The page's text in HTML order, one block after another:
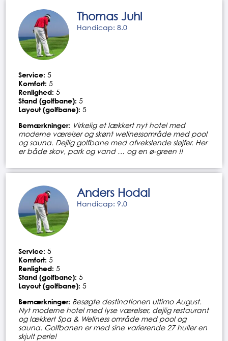
Thomas Juhl
Handicap: 8.0
Service: 5
Komfort: 5
Renlighed: 5
Stand (golfbane): 5
Layout (golfbane): 5
Bemærkninger: Virkelig et lækkert nyt hotel med
moderne værelser og skønt wellnessområde med pool
og sauna. Dejlig golfbane med afvekslende sløjfer. Her
er både skov, park og vand … og en ø-green !!
Anders Hodal
Handicap: 9.0
Service: 5
Komfort: 5
Renlighed: 5
Stand (golfbane): 5
Layout (golfbane): 5
Bemærkninger: Besøgte destinationen ultimo August.
Nyt moderne hotel med lyse værelser, dejlig restaurant
og lækkert Spa & Wellness område med pool og
sauna. Golfbanen er med sine varierende 27 huller en
skjult perle!